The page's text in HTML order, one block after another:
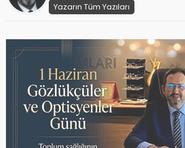
Yazarın Tüm Yazıları